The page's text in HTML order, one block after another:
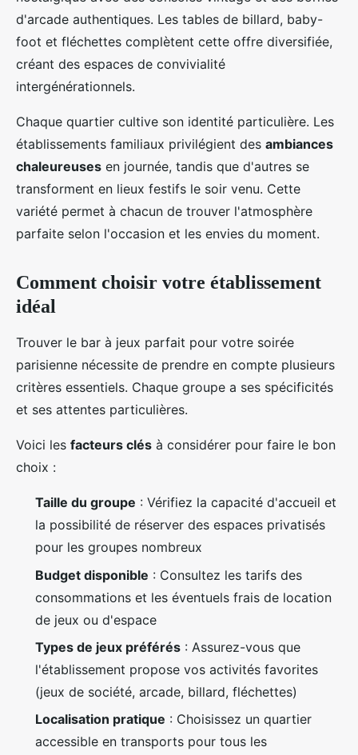
d'arcade authentiques. Les tables de billard, baby-
foot et fléchettes complètent cette offre diversifiée,
créant des espaces de convivialité
intergénérationnels.
Chaque quartier cultive son identité particulière. Les
établissements familiaux privilégient des ambiances
chaleureuses en journée, tandis que d'autres se
transforment en lieux festifs le soir venu. Cette
variété permet à chacun de trouver l'atmosphère
parfaite selon l'occasion et les envies du moment.
Comment choisir votre établissement
idéal
Trouver le bar à jeux parfait pour votre soirée
parisienne nécessite de prendre en compte plusieurs
critères essentiels. Chaque groupe a ses spécificités
et ses attentes particulières.
Voici les facteurs clés à considérer pour faire le bon
choix :
Taille du groupe : Vérifiez la capacité d'accueil et
la possibilité de réserver des espaces privatisés
pour les groupes nombreux
Budget disponible : Consultez les tarifs des
consommations et les éventuels frais de location
de jeux ou d'espace
Types de jeux préférés : Assurez-vous que
l'établissement propose vos activités favorites
(jeux de société, arcade, billard, fléchettes)
Localisation pratique : Choisissez un quartier
accessible en transports pour tous les